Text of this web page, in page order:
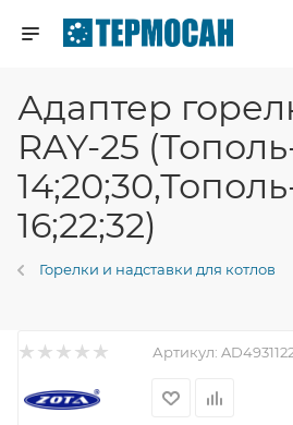
Адаптер
RAY-25
16;22;32)
Горелки и надставки для котлов
Артикул: